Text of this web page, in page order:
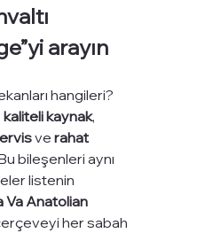
arayın
hangileri?
kaliteli kaynak,
ve rahat
bileşenleri aynı
listenin
Va Anatolian
her sabah